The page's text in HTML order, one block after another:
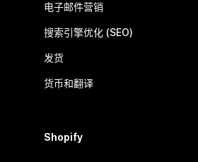
电子邮件营销
搜索引擎优化 (SEO)
发货
货币和翻译
Shopify